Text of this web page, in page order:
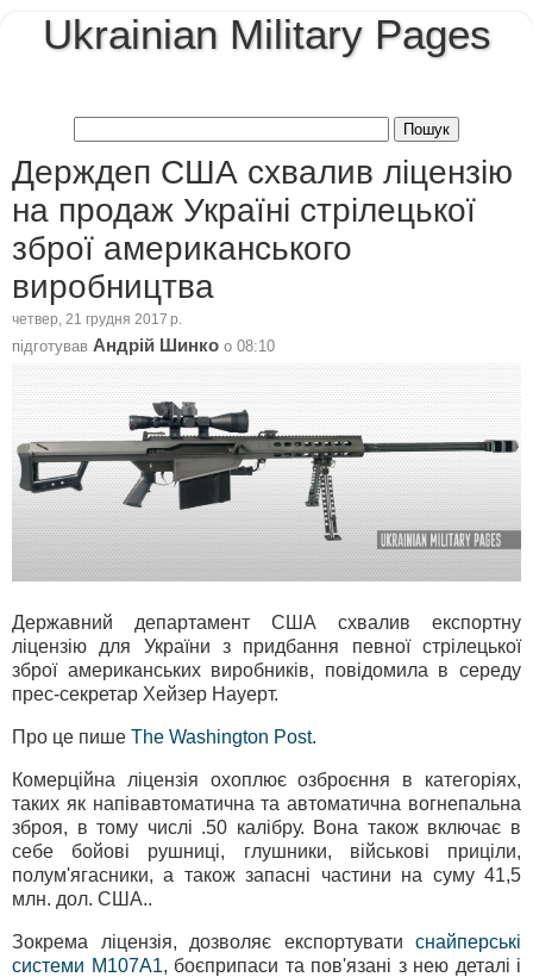
Ukrainian Military Pages
Держдеп США схвалив ліцензію
на продаж Україні стрілецької
зброї американського
виробництва
четвер, 21 грудня 2017 р.
підготував Андрій Шинко о 08:10
Державний департамент США схвалив експортну
ліцензію для України з придбання певної стрілецької
зброї американських виробників, повідомила в середу
прес-секретар Хейзер Науерт.
Про це пише The Washington Post.
Комерційна ліцензія охоплює озброєння в категоріях,
таких як напівавтоматична та автоматична вогнепальна
зброя, в тому числі .50 калібру. Вона також включає в
себе бойові рушниці, глушники, військові приціли,
полум'ягасники, а також запасні частини на суму 41,5
млн. дол. США..
Зокрема ліцензія, дозволяє експортувати снайперські
системи M107A1, боєприпаси та пов'язані з нею деталі і